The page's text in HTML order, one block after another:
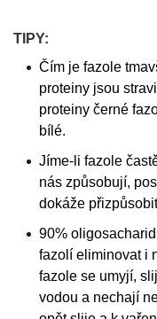
TIPY:
Čím je fazole
proteiny jsou
proteiny černé
bílé.
Jíme-li fazole
nás způsobují,
dokáže
90%
fazolí eliminovat i
fazole se umyjí,
vodou a nechají